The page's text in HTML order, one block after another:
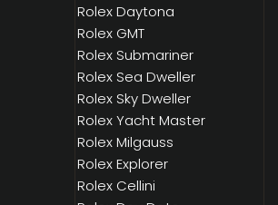
Rolex Daytona
Rolex GMT
Rolex Submariner
Rolex Sea Dweller
Rolex Sky Dweller
Rolex Yacht Master
Rolex Milgauss
Rolex Explorer
Rolex Cellini